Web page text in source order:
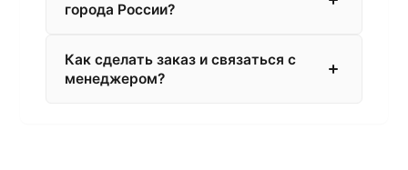
города России?
Как сделать заказ и связаться с
менеджером?